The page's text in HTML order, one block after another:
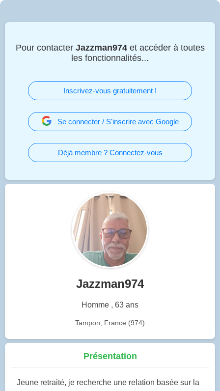
Pour contacter Jazzman974et accéder à toutes
les fonctionnalités...
Inscrivez-vous gratuitement !
Se connecter / S'inscrire avec Google
Déjà membre ? Connectez-vous
Jazzman974
Homme , 63 ans
Tampon, France (974)
Présentation
Jeune retraité, je recherche une relation basée sur la